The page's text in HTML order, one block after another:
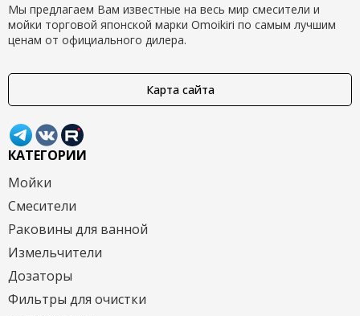
Мы предлагаем Вам известные на весь мир смесители и
мойки торговой японской марки Omoikiri по самым лучшим
ценам от официального дилера.
Карта сайта
КАТЕГОРИИ
Мойки
Смесители
Раковины для ванной
Измельчители
Дозаторы
Фильтры для очистки